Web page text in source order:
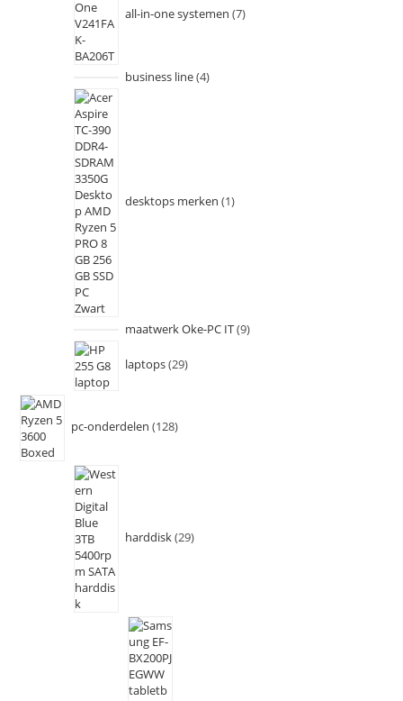
all-in-one systemen 7
business line 4
desktops merken 1
maatwerk Oke-PC IT 9
laptops 29
pc-onderdelen 128
harddisk 29